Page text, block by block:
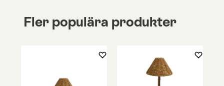
Fler populära produkter